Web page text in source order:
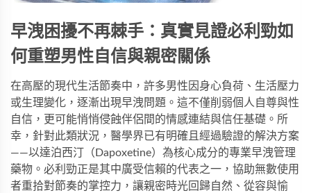
早洩困擾不再棘手：真實見證必利勁如
何重塑男性自信與親密關係
在高壓的現代生活節奏中，許多男性因身心負荷、生活壓力
或生理變化，逐漸出現早洩問題。這不僅削弱個人自尊與性
自信，更可能悄悄侵蝕伴侶間的情感連結與信任基礎。所
幸，針對此類狀況，醫學界已有明確且經過驗證的解決方案
——以達泊西汀（Dapoxetine）為核心成分的專業早洩管理
藥物。 必利勁正是其中廣受信賴的代表之一，協助無數使用
者重拾對節奏的掌控力，讓親密時光回歸自然、從容與愉